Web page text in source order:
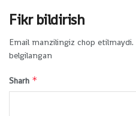
Fikr bildirish
Email manzilingiz chop etilmaydi.
belgilangan
Sharh *